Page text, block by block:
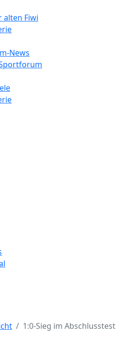
alten Fiwi
News
1:0-Sieg im Abschlusstest